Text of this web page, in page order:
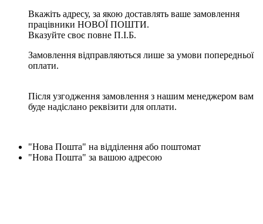
Вкажіть адресу, за якою доставлять ваше замовлення
працівники НОВОЇ ПОШТИ.
Вказуйте своє повне П.І.Б.
Замовлення відправляються лише за умови попередньої
оплати.
Після узгодження замовлення з нашим менеджером вам
буде надіслано реквізити для оплати.
"Нова Пошта" на відділення або поштомат
"Нова Пошта" за вашою адресою